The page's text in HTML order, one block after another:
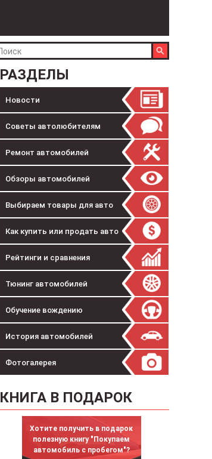
РАЗДЕЛЫ
Новости
Советы автолюбителям
Ремонт автомобилей
Обзоры автомобилей
Выбираем товары для авто
Как купить или продать авто
Рейтинги и сравнения
Тюнинг автомобилей
Обучение вождению
История автомобилей
Фотогалерея
КНИГА В ПОДАРОК
Хотите получить в подарок
полезную книгу "Покупаем
автомобиль с пробегом"?